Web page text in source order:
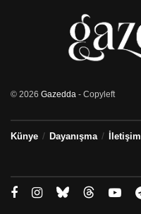
© 2026 Gazedda - Copyleft
Künye Dayanışma İletişim